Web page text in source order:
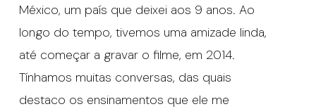
México, um país que deixei aos 9 anos. Ao
longo do tempo, tivemos uma amizade linda,
até começar a gravar o filme, em 2014.
Tínhamos muitas conversas, das quais
destaco os ensinamentos que ele me